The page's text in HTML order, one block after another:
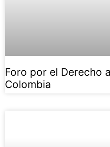
Foro por el Derecho
Colombia